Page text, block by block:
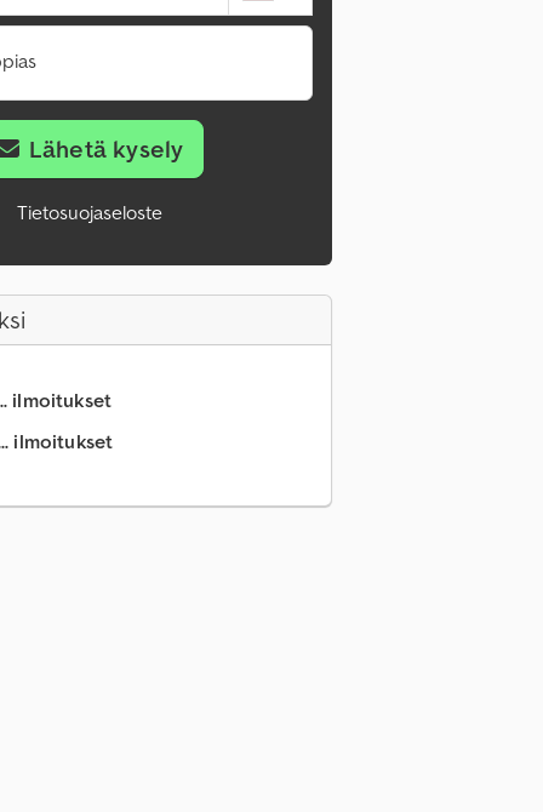
Lähetä kysely
Tietosuojaseloste
ilmoitukset
ilmoitukset